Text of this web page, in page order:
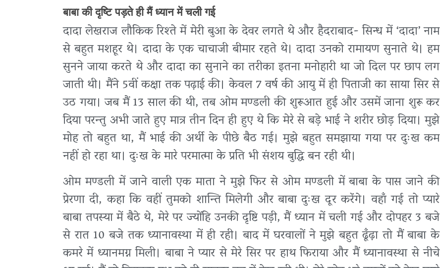
बाबा की दृष्टि पड़ते ही मैं ध्यान में चली गई
दादा लेखराज लौकिक रिश्ते में मेरी बुआ के देवर लगते थे और हैदराबाद- सिन्ध में ‘दादा’ नाम
से बहुत मशहूर थे। दादा के एक चाचाजी बीमार रहते थे। दादा उनको रामायण सुनाते थे। हम
सुनने जाया करते थे और दादा का सुनाने का तरीका इतना मनोहारी था जो दिल पर छाप लग
जाती थी। मैंने 5वीं कक्षा तक पढ़ाई की। केवल 7 वर्ष की आयु में ही पिताजी का साया सिर से
उठ गया। जब मैं 13 साल की थी, तब ओम मण्डली की शुरूआत हुई और उसमें जाना शुरू कर
दिया परन्तु अभी जाते हुए मात्र तीन दिन ही हुए थे कि मेरे से बड़े भाई ने शरीर छोड़ दिया। मुझे
मोह तो बहुत था, मैं भाई की अर्थी के पीछे बैठ गई। मुझे बहुत समझाया गया पर दुःख कम
नहीं हो रहा था। दुःख के मारे परमात्मा के प्रति भी संशय बुद्धि बन रही थी।
ओम मण्डली में जाने वाली एक माता ने मुझे फिर से ओम मण्डली में बाबा के पास जाने की
प्रेरणा दी, कहा कि वहीं तुमको शान्ति मिलेगी और बाबा दुःख दूर करेंगे। वहाँ गई तो प्यारे
बाबा तपस्या में बैठे थे, मेरे पर ज्योंहि उनकी दृष्टि पड़ी, मैं ध्यान में चली गई और दोपहर 3 बजे
से रात 10 बजे तक ध्यानावस्था में ही रही। बाद में घरवालों ने मुझे बहुत ढूँढ़ा तो मैं बाबा के
कमरे में ध्यानमग्न मिली। बाबा ने प्यार से मेरे सिर पर हाथ फिराया और मैं ध्यानावस्था से नीचे